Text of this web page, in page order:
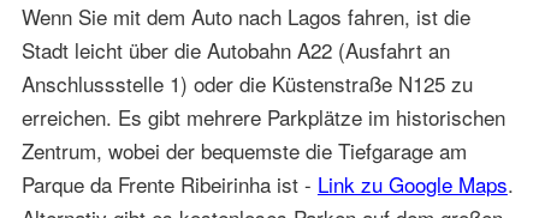
Wenn Sie mit dem Auto nach Lagos fahren, ist die
Stadt leicht über die Autobahn A22 (Ausfahrt an
Anschlussstelle 1) oder die Küstenstraße N125 zu
erreichen. Es gibt mehrere Parkplätze im historischen
Zentrum, wobei der bequemste die Tiefgarage am
Parque da Frente Ribeirinha ist - Link zu Google Maps.